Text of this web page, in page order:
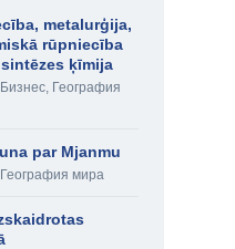
metalurģija,
rūpniecība
ķīmija
Бизнес, География
par Mjanmu
География мира